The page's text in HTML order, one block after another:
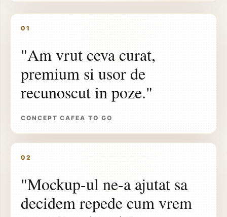
01
"Am vrut ceva curat,
premium si usor de
recunoscut in poze."
CONCEPT CAFEA TO GO
02
"Mockup-ul ne-a ajutat sa
decidem repede cum vrem